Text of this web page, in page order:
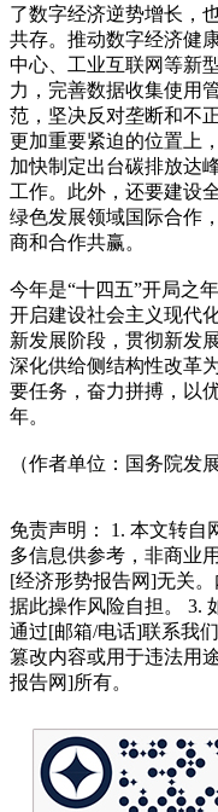
了数字经济逆势增长，
共存。推动数字经济健
中心、工业互联网等新
力，完善数据收集使用
范，坚决反对垄断和不
更加重要紧迫的位置上
加快制定出台碳排放达
工作。此外，还要建设
绿色发展领域国际合作
商和合作共赢。
今年是“十四五”开局之
开启建设社会主义现代
新发展阶段，贯彻新发
深化供给侧结构性改革
要任务，奋力拼搏，以
年。
（作者单位：国务院发
免责声明： 1. 本文转自
多信息供参考，非商业
[经济形势报告网]无关
据此操作风险自担。 3.
通过[邮箱/电话]联系我
篡改内容或用于违法用
报告网]所有。